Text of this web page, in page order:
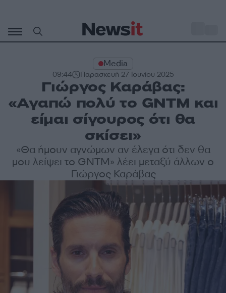
περιεχόμενο
Media
09:44 Παρασκευή 27 Ιουνίου 2025
Γιώργος Καράβας:
«Αγαπώ πολύ το GNTM και
είμαι σίγουρος ότι θα
σκίσει»
«Θα ήμουν αγνώμων αν έλεγα ότι δεν θα
μου λείψει το GNTM» λέει μεταξύ άλλων ο
Γιώργος Καράβας